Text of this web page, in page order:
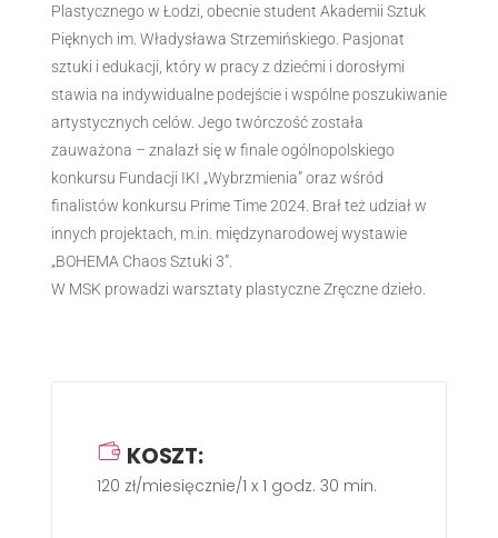
Plastycznego w Łodzi, obecnie student Akademii Sztuk
Pięknych im. Władysława Strzemińskiego. Pasjonat
sztuki i edukacji, który w pracy z dziećmi i dorosłymi
stawia na indywidualne podejście i wspólne poszukiwanie
artystycznych celów. Jego twórczość została
zauważona – znalazł się w finale ogólnopolskiego
konkursu Fundacji IKI „Wybrzmienia” oraz wśród
finalistów konkursu Prime Time 2024. Brał też udział w
innych projektach, m.in. międzynarodowej wystawie
„BOHEMA Chaos Sztuki 3”.
W MSK prowadzi warsztaty plastyczne Zręczne dzieło.
KOSZT:
120 zł/miesięcznie/1 x 1 godz. 30 min.